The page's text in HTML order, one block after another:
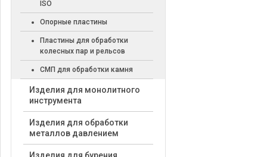
ISO
Опорные пластины
Пластины для обработки
колесных пар и рельсов
СМП для обработки камня
Изделия для монолитного
инструмента
Изделия для обработки
металлов давлением